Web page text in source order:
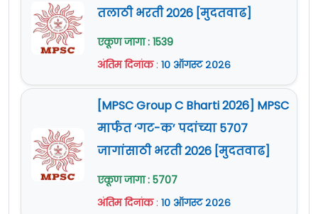
तलाठी भरती 2026 [मुदतवाढ]
एकूण जागा : 1539
अंतिम दिनांक: १० ऑगस्ट २०२६
[MPSC Group C Bharti 2026] MPSC
मार्फत ‘गट-क’ पदांच्या 5707
जागांसाठी भरती 2026 [मुदतवाढ]
एकूण जागा : 5707
अंतिम दिनांक: १० ऑगस्ट २०२६